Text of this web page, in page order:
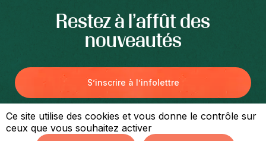
Ce site utilise des cookies et vous donne le contrôle sur
ceux que vous souhaitez activer
Restez à l’affût des
nouveautés
S’inscrire à l’infolettre